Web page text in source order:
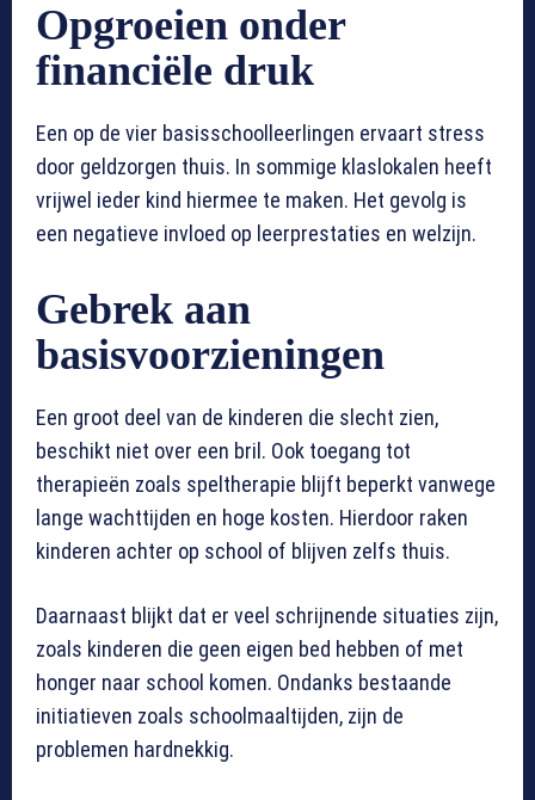
Opgroeien onder
financiële druk
Een op de vier basisschoolleerlingen ervaart stress
door geldzorgen thuis. In sommige klaslokalen heeft
vrijwel ieder kind hiermee te maken. Het gevolg is
een negatieve invloed op leerprestaties en welzijn.
Gebrek aan
basisvoorzieningen
Een groot deel van de kinderen die slecht zien,
beschikt niet over een bril. Ook toegang tot
therapieën zoals speltherapie blijft beperkt vanwege
lange wachttijden en hoge kosten. Hierdoor raken
kinderen achter op school of blijven zelfs thuis.
Daarnaast blijkt dat er veel schrijnende situaties zijn,
zoals kinderen die geen eigen bed hebben of met
honger naar school komen. Ondanks bestaande
initiatieven zoals schoolmaaltijden, zijn de
problemen hardnekkig.